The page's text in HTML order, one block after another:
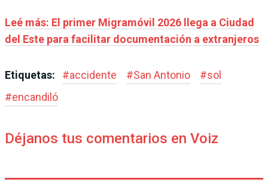
Leé más: El primer Migramóvil 2026 llega a Ciudad
del Este para facilitar documentación a extranjeros
Etiquetas: #accidente #San Antonio #sol
#encandiló
Déjanos tus comentarios en Voiz